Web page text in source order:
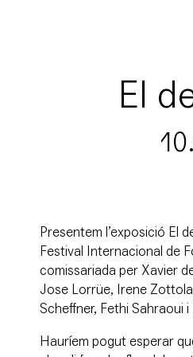
El
Presentem l’exposició El
Festival Internacional de
comissariada per Xavier
Jose Lorrüe, Irene
Scheffner, Fethi Sahraoui
Hauríem pogut esperar